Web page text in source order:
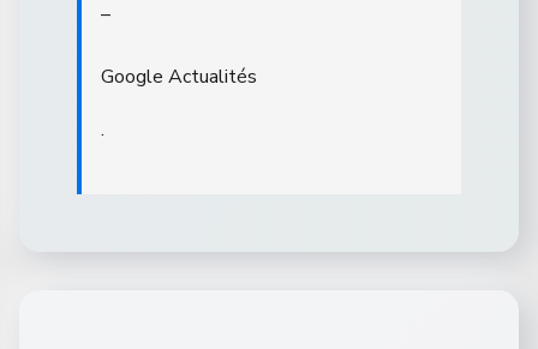
–
Google Actualités
.